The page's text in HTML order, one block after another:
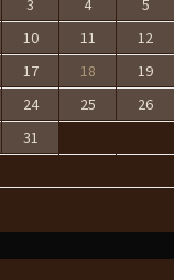
3 4 5
10 11 12
17 18 19
24 25 26
31